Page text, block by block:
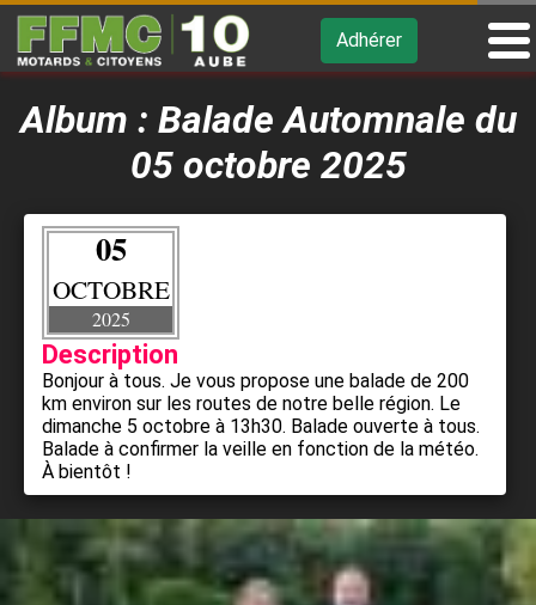
Adhérer
Album : Balade Automnale du
05 octobre 2025
05
OCTOBRE
2025
Description
Bonjour à tous. Je vous propose une balade de 200
km environ sur les routes de notre belle région. Le
dimanche 5 octobre à 13h30. Balade ouverte à tous.
Balade à confirmer la veille en fonction de la météo.
À bientôt !